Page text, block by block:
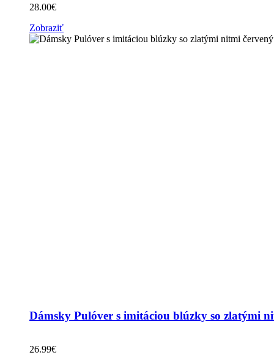
28.00€
Zobraziť
Dámsky Pulóver s imitáciou blúzky so zlatými
26.99€